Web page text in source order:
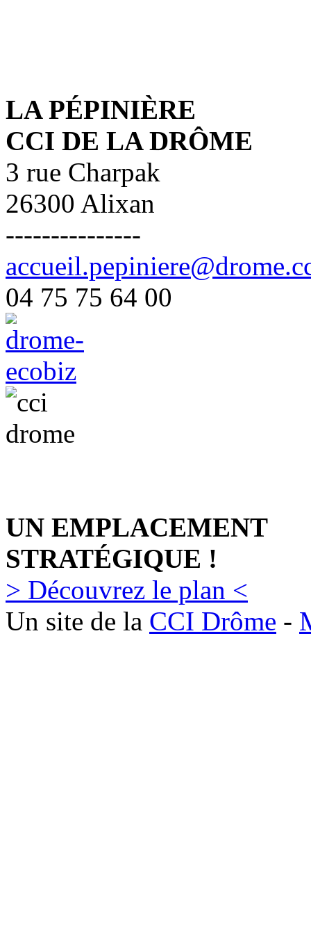
LA PÉPINIÈRE
CCI DE LA DRÔME
3 rue Charpak
26300 Alixan
---------------
04 75 75 64 00
UN EMPLACEMENT
STRATÉGIQUE !
> Découvrez le plan <
Un site de la CCI Drôme -